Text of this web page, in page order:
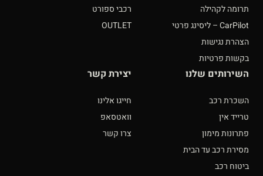
תרומה לקהילה
CarPilot – ליסינג פרטי
הצהרת נגישות
בקשות פרטיות
רכבי ספורט
OUTLET
השירותים שלנו
השכרת רכב
טרייד אין
פתרונות מימון
מסירת רכב עד הבית
ביטוח רכב
יצירת קשר
חייגו אלינו
וואטסאפ
צרו קשר